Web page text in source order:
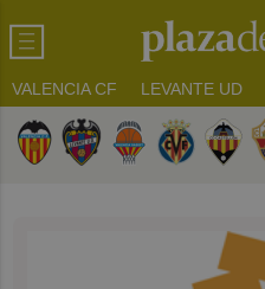
VALENCIA CF LEVANTE UD